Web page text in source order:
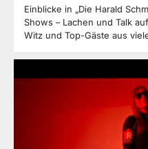
Einblicke in „Die Harald
Shows – Lachen und Talk
Witz und Top-Gäste aus